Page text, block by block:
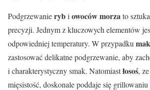
Podgrzewanierybi owoców morza to
precyzji. Jednym z kluczowych elementów
odpowiedniej temperatury. W przypadku
zastosować delikatne podgrzewanie, aby
i charakterystyczny smak. Natomiastłosoś,
mięsistość, doskonale poddaje się